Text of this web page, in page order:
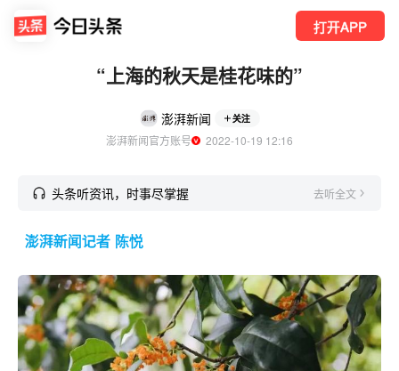
打开APP
“上海的秋天是桂花味的”
澎湃新闻 关注
澎湃新闻官方账号
  2022-10-19 12:16
头条听资讯，时事尽掌握 去听全文
澎湃新闻记者 陈悦